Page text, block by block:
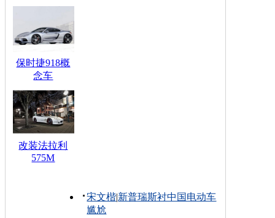
保时捷918概
念车
改装法拉利
575M
宋文楷|新普瑞斯衬中国电动车
尴尬